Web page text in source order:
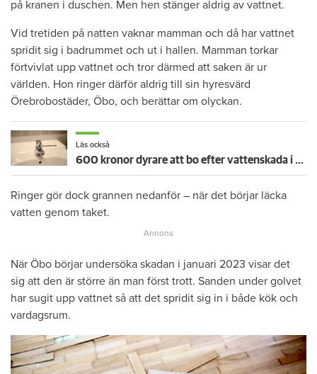
på kranen i duschen. Men hen stänger aldrig av vattnet.
Vid tretiden på natten vaknar mamman och då har vattnet
spridit sig i badrummet och ut i hallen. Mamman torkar
förtvivlat upp vattnet och tror därmed att saken är ur
världen. Hon ringer därför aldrig till sin hyresvärd
Örebrobostäder, Öbo, och berättar om olyckan.
Läs också
600 kronor dyrare att bo efter vattenskada i Varberg
Ringer gör dock grannen nedanför – när det börjar läcka
vatten genom taket.
När Öbo börjar undersöka skadan i januari 2023 visar det
sig att den är större än man först trott. Sanden under golvet
har sugit upp vattnet så att det spridit sig in i både kök och
vardagsrum.